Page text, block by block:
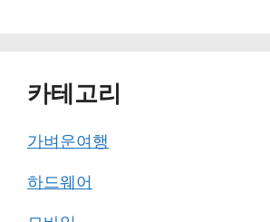
카테고리
가벼운여행
하드웨어